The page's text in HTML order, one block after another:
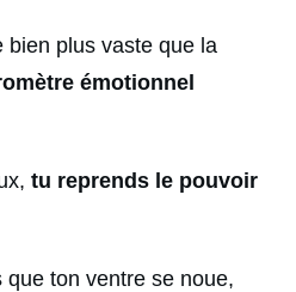
bien plus vaste que la
émotionnel
tu reprends le pouvoir
ton ventre se noue,